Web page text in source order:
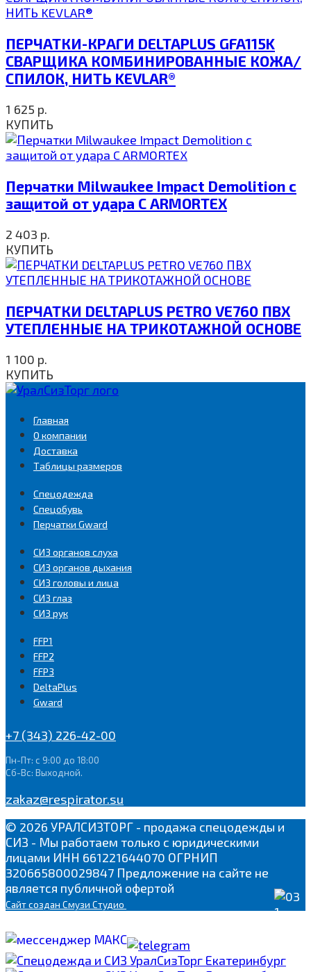
ПЕРЧАТКИ-КРАГИ DELTAPLUS GFA115K
СВАРЩИКА КОМБИНИРОВАННЫЕ КОЖА/
СПИЛОК, НИТЬ KEVLAR®
1 625 р.
КУПИТЬ
Перчатки Milwaukee Impact Demolition с
защитой от удара C ARMORTEX
2 403 р.
КУПИТЬ
ПЕРЧАТКИ DELTAPLUS PETRO VE760 ПВХ
УТЕПЛЕННЫЕ НА ТРИКОТАЖНОЙ ОСНОВЕ
1 100 р.
КУПИТЬ
Главная
О компании
Доставка
Таблицы размеров
Спецодежда
Спецобувь
Перчатки Gward
СИЗ органов слуха
СИЗ органов дыхания
СИЗ головы и лица
СИЗ глаз
СИЗ рук
FFP1
FFP2
FFP3
DeltaPlus
Gward
+7 (343) 226-42-00
Пн-Пт: с 9:00 до 18:00
Сб-Вс: Выходной.
zakaz@respirator.su
© 2026 УРАЛСИЗТОРГ - продажа спецодежды и
СИЗ - Мы работаем только с юридическими
лицами ИНН 661221644070 ОГРНИП
320665800029847 Предложение на сайте не
является публичной офертой
Сайтсоздан Смузи Студио